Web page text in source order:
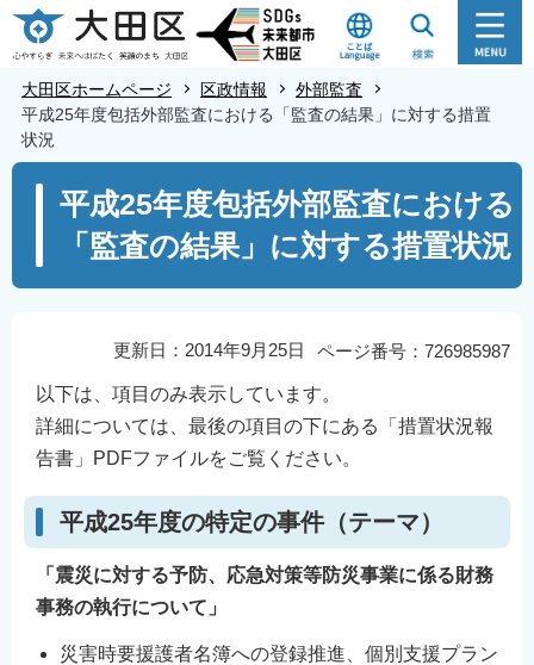
こ
の
の
大田区ホームページ 区政情報
外部監査
平成25年度包括外部監査における「監査の結果」に対する措置
状況
平成25年度包括外部監査における
「監査の結果」に対する措置状況
ページ番号：726985987
更新日：2014年9月25日
以下は、項目のみ表示しています。
詳細については、最後の項目の下にある「措置状況報
告書」PDFファイルをご覧ください。
平成25年度の特定の事件（テーマ）
「震災に対する予防、応急対策等防災事業に係る財務
事務の執行について」
災害時要援護者名簿への登録推進、個別支援プラン